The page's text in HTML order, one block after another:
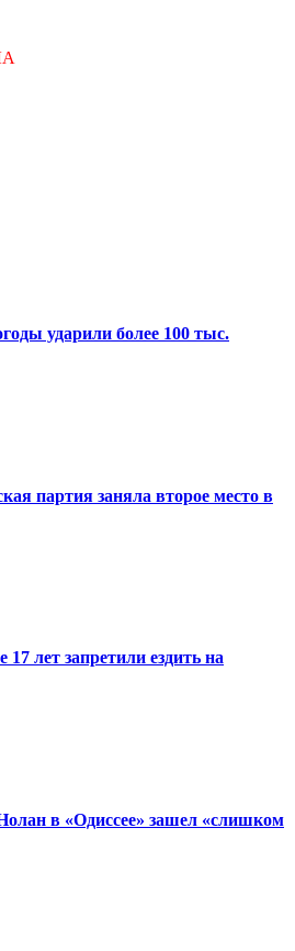
ударили более 100 тыс.
партия заняла второе место в
лет запретили ездить на
в «Одиссее» зашел «слишком